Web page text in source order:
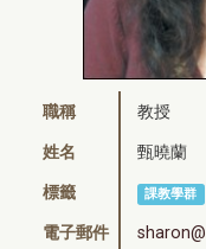
職稱 教授
姓名 甄曉蘭
標籤 課教學群
電子郵件